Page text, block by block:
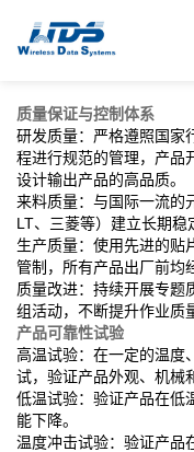
质量保证与控制体系
研发质量：严格遵照国家
程进行规范的管理，产品
设计输出产品的高品质。
来料质量：与国际一流的
LT、三菱等）建立长期稳
生产质量：使用先进的贴
管制，所有产品出厂前均
质量改进：持续开展专题
组活动，不断提升作业质
产品可靠性试验
高温试验：在一定的温度
试，验证产品外观、机械
低温试验：验证产品在低
能下降。
温度冲击试验：验证产品